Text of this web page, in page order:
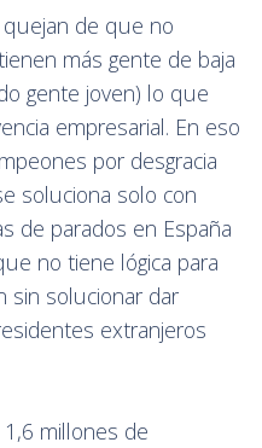
de que no
más gente de baja
gente joven) lo que
empresarial. En eso
por desgracia
soluciona solo con
de parados en España
no tiene lógica para
sin solucionar dar
extranjeros
millones de